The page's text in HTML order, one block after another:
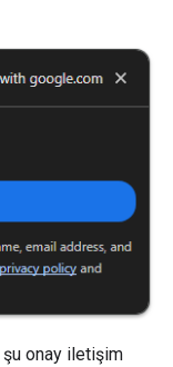
şu onay iletişim